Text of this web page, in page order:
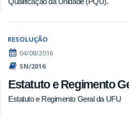
RESOLUÇÃO
04/08/2016
SN/2016
Estatuto e Regimento
Estatuto e Regimento Geral da UFU